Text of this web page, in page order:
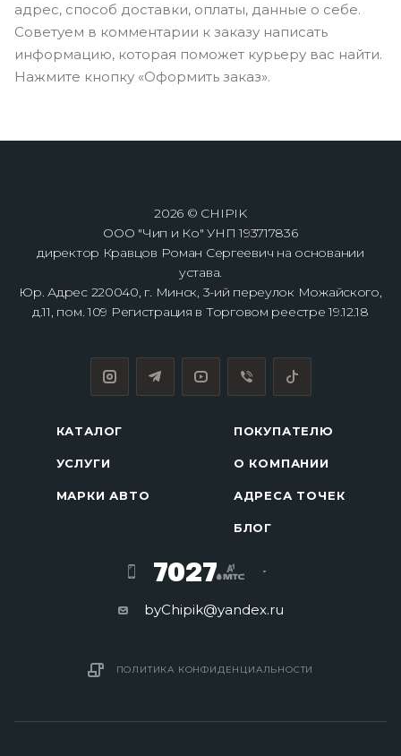
адрес, способ доставки, оплаты, данные о себе.
Советуем в комментарии к заказу написать
информацию, которая поможет курьеру вас найти.
Нажмите кнопку «Оформить заказ».
2026 © CHIPIK
ООО "Чип и Ко" УНП 193717836
директор Кравцов Роман Сергеевич на основании
устава.
Юр. Адрес 220040, г. Минск, 3-ий переулок Можайского,
д.11, пом. 109 Регистрация в Торговом реестре 19.12.18
КАТАЛОГ
УСЛУГИ
МАРКИ АВТО
ПОКУПАТЕЛЮ
О КОМПАНИИ
АДРЕСА ТОЧЕК
БЛОГ
7027
byChipik@yandex.ru
ПОЛИТИКА КОНФИДЕНЦИАЛЬНОСТИ